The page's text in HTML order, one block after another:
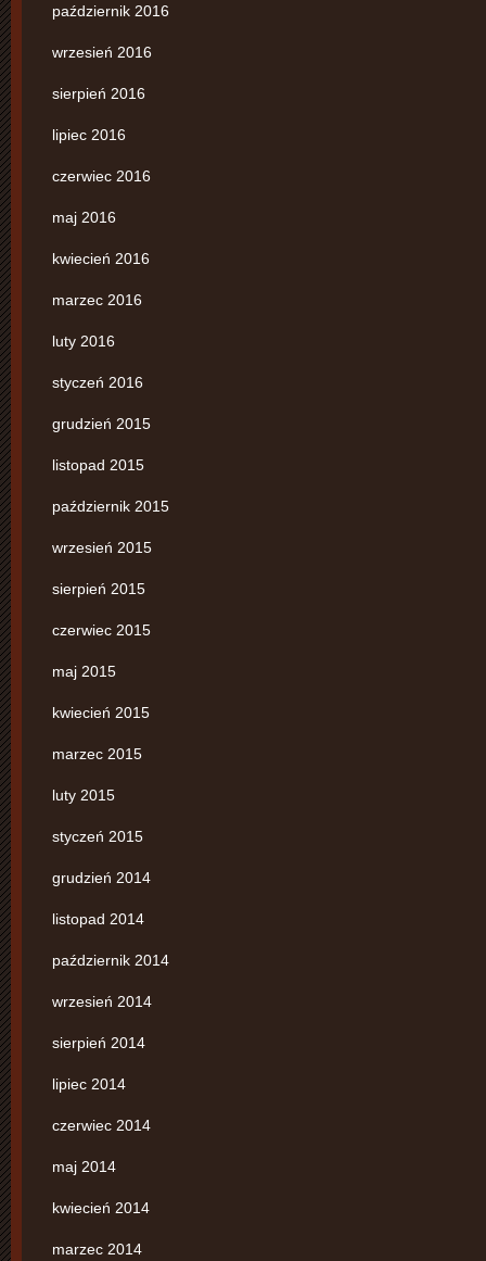
październik 2016
wrzesień 2016
sierpień 2016
lipiec 2016
czerwiec 2016
maj 2016
kwiecień 2016
marzec 2016
luty 2016
styczeń 2016
grudzień 2015
listopad 2015
październik 2015
wrzesień 2015
sierpień 2015
czerwiec 2015
maj 2015
kwiecień 2015
marzec 2015
luty 2015
styczeń 2015
grudzień 2014
listopad 2014
październik 2014
wrzesień 2014
sierpień 2014
lipiec 2014
czerwiec 2014
maj 2014
kwiecień 2014
marzec 2014